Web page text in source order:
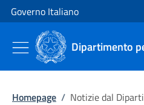
Vai al contenuto
Vai alla navigazione del sito
Governo Italiano
Dipartimento
Homepage / Notizie dal